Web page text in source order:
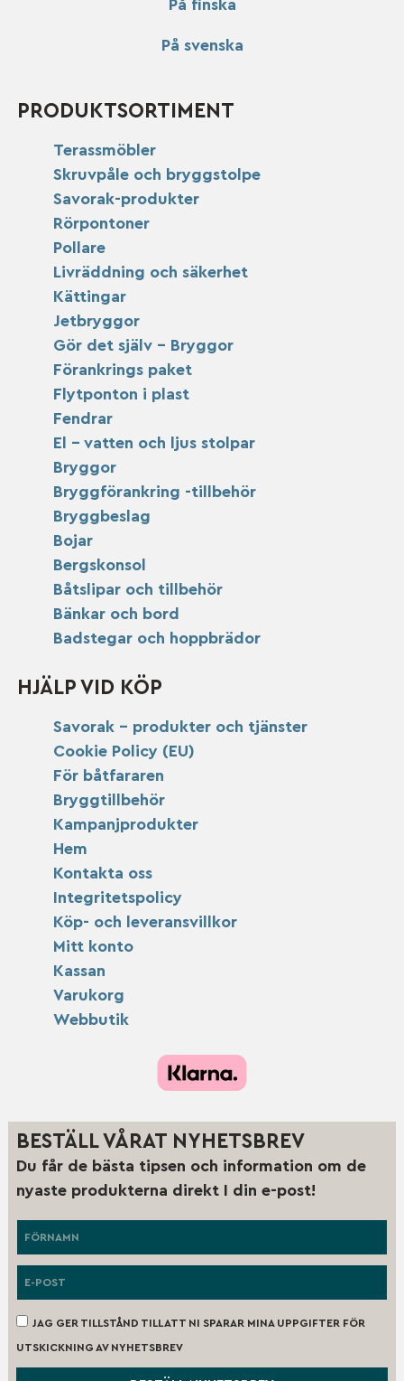
På finska
På svenska
PRODUKTSORTIMENT
Terassmöbler
Skruvpåle och bryggstolpe
Savorak-produkter
Rörpontoner
Pollare
Livräddning och säkerhet
Kättingar
Jetbryggor
Gör det själv – Bryggor
Förankrings paket
Flytponton i plast
Fendrar
El – vatten och ljus stolpar
Bryggor
Bryggförankring -tillbehör
Bryggbeslag
Bojar
Bergskonsol
Båtslipar och tillbehör
Bänkar och bord
Badstegar och hoppbrädor
HJÄLP VID KÖP
Savorak – produkter och tjänster
Cookie Policy (EU)
För båtfararen
Bryggtillbehör
Kampanjprodukter
Hem
Kontakta oss
Integritetspolicy
Köp- och leveransvillkor
Mitt konto
Kassan
Varukorg
Webbutik
BESTÄLL VÅRAT NYHETSBREV
Du får de bästa tipsen och information om de
nyaste produkterna direkt I din e-post!
JAG GER TILLSTÅND TILL ATT NI SPARAR MINA UPPGIFTER FÖR
UTSKICKNING AV NYHETSBREV